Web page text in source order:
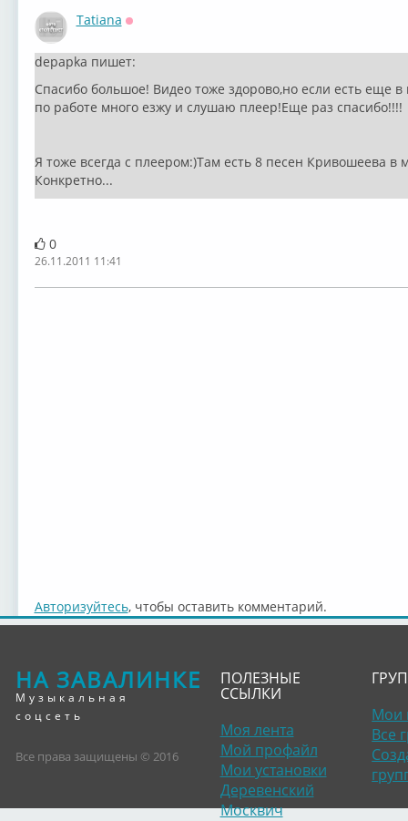
Tatiana
depapka пишет:
Спасибо большое! Видео тоже здорово,но если есть еще
по работе много езжу и слушаю плеер!Еще раз спасибо!!!!
Я тоже всегда с плеером:)Там есть 8 песен Кривошеева
Конкретно...
0
26.11.2011 11:41
Авторизуйтесь, чтобы оставить комментарий.
НА ЗАВАЛИНКЕ
Музыкальная
соцсеть
Все права защищены © 2016
ПОЛЕЗНЫЕ
ССЫЛКИ
Моя лента
Мой профайл
Мои установки
Деревенский
Москвич
Мои
Все